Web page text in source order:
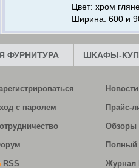
Цвет: хром
Ширина: 600 и
ФУРНИТУРА ШКАФЫ-
с паролем
RSS
Новости
Прайс-
Обзоры
Полный
Журнал